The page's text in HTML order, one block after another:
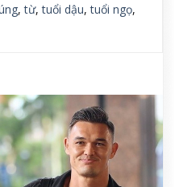
,từ,tuổi dậu,tuổi ngọ,